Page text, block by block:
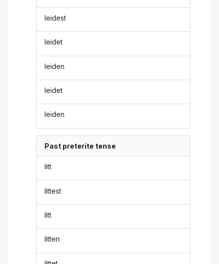
leidest
leidet
leiden
leidet
leiden
Past preterite tense
litt
littest
litt
litten